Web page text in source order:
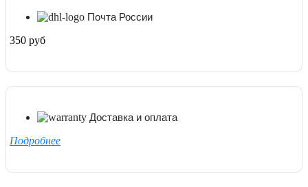
Почта России
350 руб
Доставка и оплата
Подробнее